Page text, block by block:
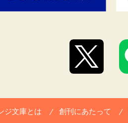
ジ文庫とは 創刊にあたって